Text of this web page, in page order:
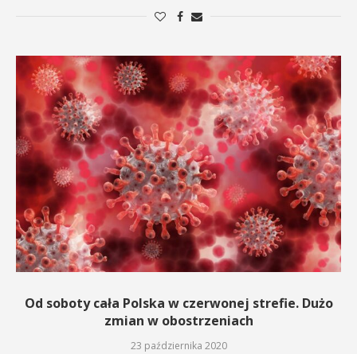
Od soboty cała Polska w czerwonej strefie. Dużo
zmian w obostrzeniach
23 października 2020